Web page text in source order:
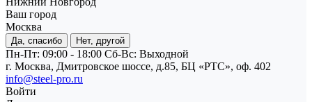
Ваш город
Москва
Да, спасибо Нет, другой
Пн-Пт: 09:00 - 18:00 Cб-Вс: Выходной
г. Москва, Дмитровское шоссе, д.85, БЦ «РТС», оф. 402
info@steel-pro.ru
Войти